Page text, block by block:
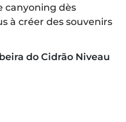
canyoning dès
à créer des souvenirs
do Cidrão Niveau